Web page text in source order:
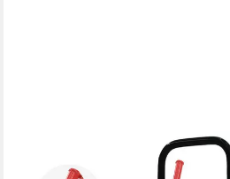
Sackkarre Treppenkarre bis 200 kg -